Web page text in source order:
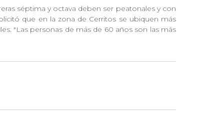
séptima y octava deben ser peatonales y con
que en la zona de Cerritos se ubiquen más
"Las personas de más de 60 años son las más